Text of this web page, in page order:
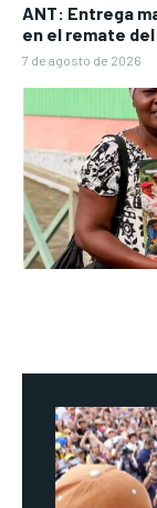
ANT: Entrega
en el remate
7 de agosto de 2026